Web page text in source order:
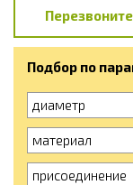
Подбор по
диаметр
материал
присоединение